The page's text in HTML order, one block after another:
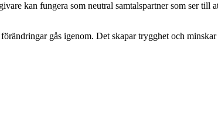
kan fungera som neutral samtalspartner som ser till
gås igenom. Det skapar trygghet och